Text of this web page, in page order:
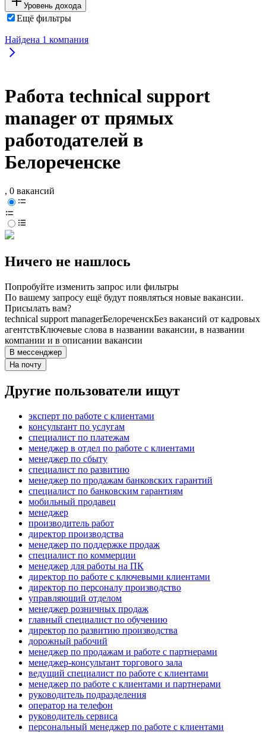
Уровень дохода
Ещё фильтры
Найдена 1 компания
Работа technical support
manager от прямых
работодателей в
Белореченске
, 0 вакансий
Ничего не нашлось
Попробуйте изменить запрос или фильтры
По вашему запросу ещё будут появляться новые вакансии.
Присылать вам?
technical support managerБелореченскБез вакансий от кадровых
агентствКлючевые слова в названии вакансии, в названии
компании и в описании вакансии
В мессенджер
На почту
Другие пользователи ищут
эксперт по работе с клиентами
консультант по услугам
специалист по платежам
менеджер в отдел по работе с клиентами
менеджер по сбыту
специалист по развитию
менеджер по продажам банковских гарантий
специалист по банковским гарантиям
мобильный продавец
менеджер
производитель работ
директор производства
менеджер по поддержке продаж
специалист по коммерции
менеджер для работы на ПК
директор по работе с ключевыми клиентами
директор по персоналу производство
управляющий отделом
менеджер розничных продаж
главный специалист по обучению
директор по развитию производства
дорожный рабочий
менеджер по продажам и работе с партнерами
менеджер-консультант торгового зала
ведущий специалист по работе с клиентами
менеджер по работе с клиентами и партнерами
руководитель подразделения
опeрaтoр нa тeлeфoн
руководитель сервиса
персональный менеджер по работе с клиентами